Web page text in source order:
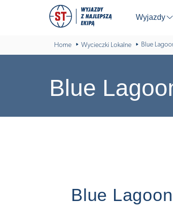
Wyjazdy ⬇
Home Wycieczki Lokalne Blue
Blue
Blue